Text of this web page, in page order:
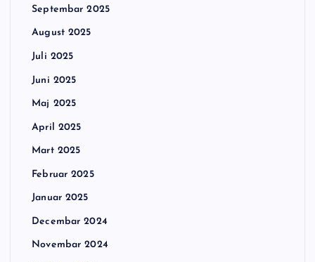
Septembar 2025
August 2025
Juli 2025
Juni 2025
Maj 2025
April 2025
Mart 2025
Februar 2025
Januar 2025
Decembar 2024
Novembar 2024